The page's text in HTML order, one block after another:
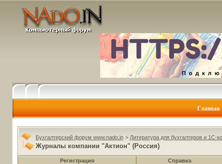
Главная
Бухгалтерский форум www.nado.in > Литература для бухгалтеров и 1С-
Журналы компании "Актион" (Россия)
Регистрация Справка